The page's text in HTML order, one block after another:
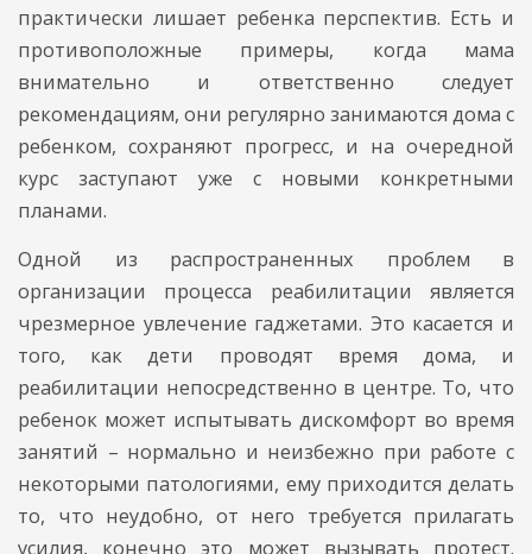
практически лишает ребенка перспектив. Есть и
противоположные примеры, когда мама
внимательно и ответственно следует
рекомендациям, они регулярно занимаются дома с
ребенком, сохраняют прогресс, и на очередной
курс заступают уже с новыми конкретными
планами.
Одной из распространенных проблем в
организации процесса реабилитации является
чрезмерное увлечение гаджетами. Это касается и
того, как дети проводят время дома, и
реабилитации непосредственно в центре. То, что
ребенок может испытывать дискомфорт во время
занятий – нормально и неизбежно при работе с
некоторыми патологиями, ему приходится делать
то, что неудобно, от него требуется прилагать
усилия, конечно это может вызывать протест.